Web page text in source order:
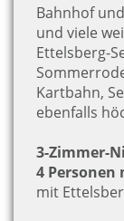
Bahnhof
und viele
Ettelsberg-
Kartbahn,
ebenfalls
3-Zimmer-
4 Personen
mit